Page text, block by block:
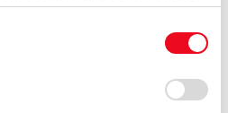
ウェブサイトの使用を続行する
ッキー)が保存されることに同
クッキー)のオプトアウト、